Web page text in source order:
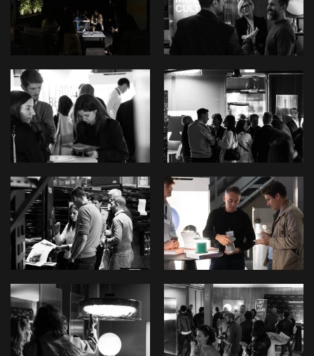
View View
View View
View View
View View